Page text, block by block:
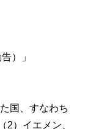
）」
国、すなわち
2）イエメン、